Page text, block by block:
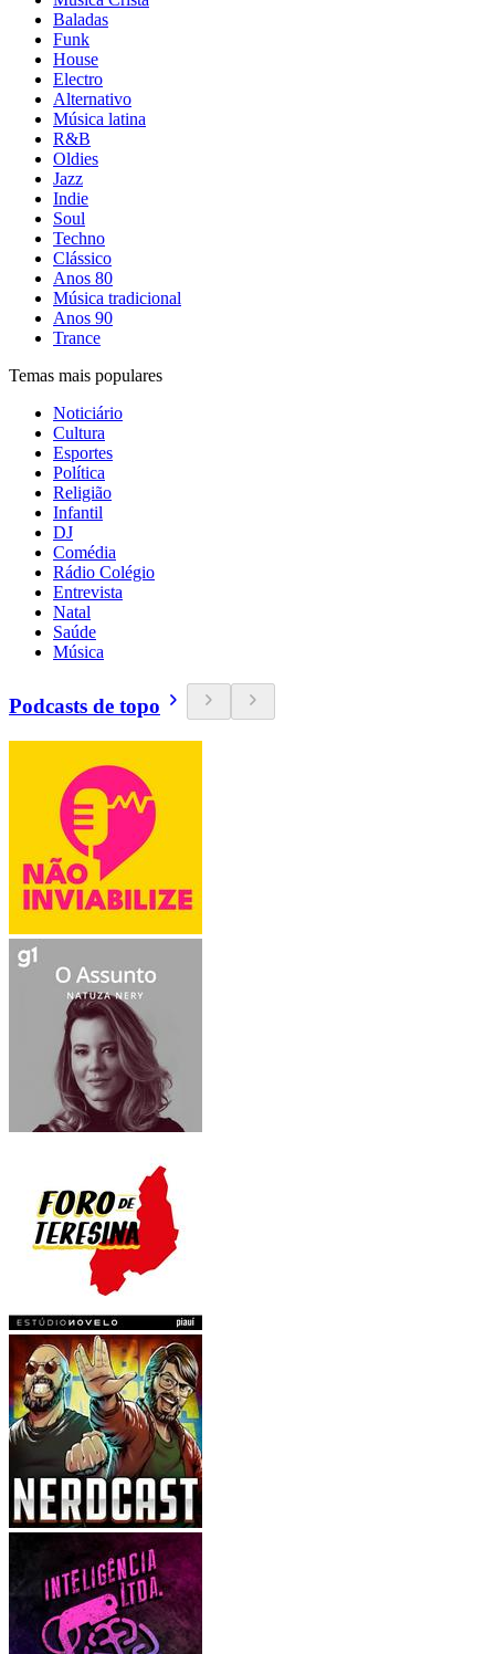
Baladas
Funk
House
Electro
Alternativo
Música latina
R&B
Oldies
Jazz
Indie
Soul
Techno
Clássico
Anos 80
Música tradicional
Anos 90
Trance
Temas mais populares
Noticiário
Cultura
Esportes
Política
Religião
Infantil
DJ
Comédia
Rádio Colégio
Entrevista
Natal
Saúde
Música
Podcasts de topo